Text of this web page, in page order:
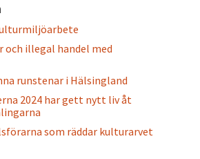
och illegal handel med
runstenar i Hälsingland
2024 har gett nytt liv åt
som räddar kulturarvet